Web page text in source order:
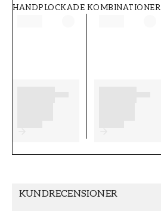
HANDPLOCKADE KOMBINATIONER
KUNDRECENSIONER